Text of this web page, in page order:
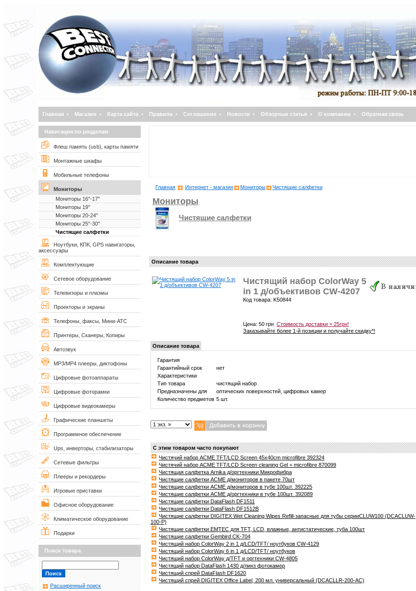
Главная • Магазин • Карта сайта • Правила • Соглашение • Новости • Обзорные статьи • О компании • Обратная связь
Навигация по разделам
Флеш память (usb), карты памяти
Монтажные шкафы
Мобильные телефоны
Мониторы
Мониторы 16"-17"
Мониторы 19"
Мониторы 20-24"
Мониторы 25"-30"
Чистящие салфетки
Ноутбуки, КПК, GPS навигаторы,
аксессуары
Комплектующие
Сетевое оборудование
Телевизоры и плазмы
Проекторы и экраны
Телефоны, факсы, Мини-АТС
Принтеры, Сканеры, Копиры
Автозвук
MP3/MP4 плееры, диктофоны
Цифровые фотоаппараты
Цифровые фоторамки
Цифровые видеокамеры
Графические планшеты
Программное обеспечение
Ups, инверторы, стабилизаторы
Сетевые фильтры
Плееры и рекордеры
Игровые приставки
Офисное оборудование
Климатическое оборудование
Подарки
Поиск товара
Расширенный поиск
Главная Интернет - магазин Мониторы Чистящие салфетки
Мониторы
Чистящие салфетки
Описание товара
Чистящий набор ColorWay 5
in 1 д/объективов CW-4207
Код товара: K50844
Цена: 50 грн Стоимость доставки = 25грн!
Заказывайте более 1-й позиции и получайте скидку*!
Описание товара
Гарантия
Гарантийный срок
нет
Характеристики
Тип товара
чистящий набор
Предназначены для
оптических поверхностей, цифровых камер
Количество предметов 5 шт.
С этим товаром часто покупают
Чистячий набор ACME TFT/LCD Screen 45x40cm microfibre 392324
Чистячий набор ACME TFT/LCD Screen cleaning Gel + microfibre 870099
Чистящая салфетка Arnika д/оргтехники Микрофибра
Чистящие салфетки ACME д/мониторов в пакете 70шт
Чистящие салфетки ACME д/мониторов в тубе 100шт. 392225
Чистящие салфетки ACME д/оргтехники в тубе 100шт. 392089
Чистящие салфетки DataFlash DF1511
Чистящие салфетки DataFlash DF1512B
Чистящие салфетки DIGITEX Wet Cleaning Wipes Refill-запасные для тубы серииCLUW100 (DCACLUW-
100-P)
Чистящие салфетки EMTEC для TFT, LCD, влажные, антистатические, туба 100шт
Чистящие салфетки Gembird CK-704
Чистящий набор ColorWay 2 in 1 д/LCD/TFT/ ноутбуков CW-4129
Чистящий набор ColorWay 6 in 1 д/LCD/TFT/ ноутбуков
Чистящий набор ColorWay д/TFT и оргтехники CW-4805
Чистящий набор DataFlash 1430 д/линз фотокамер
Чистящий спрей DataFlash DF1620
Чистящий спрей DIGITEX Office Label, 200 мл. универсальный (DCACLLR-200-AC)